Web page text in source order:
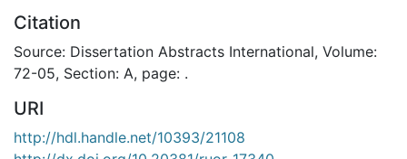
Citation
Source: Dissertation Abstracts International, Volume:
72-05, Section: A, page: .
URI
http://hdl.handle.net/10393/21108